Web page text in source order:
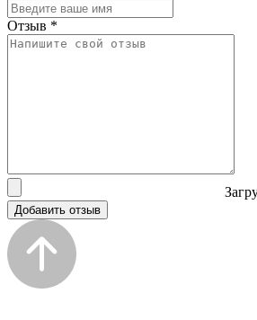
Отзыв *
Добавить отзыв